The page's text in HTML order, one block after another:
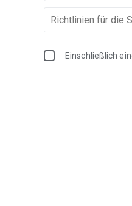
Einschließlich